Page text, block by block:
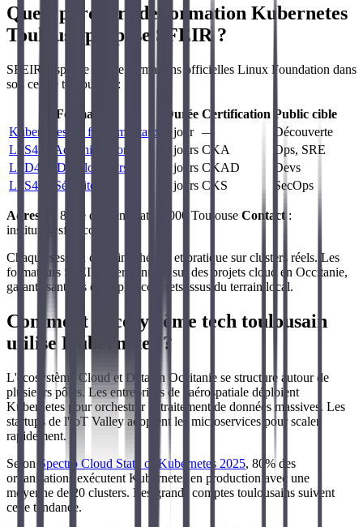
Quels parcours de formation Kubernetes
Toulouse propose SFEIR ?
SFEIR dispense quatre formations officielles Linux Foundation dans
son centre toulousain :
Formation Durée Certification Public cible
Kubernetes les fondamentaux
1 jour —
Découverte
LFS458 Administration
4 jours CKA
Ops, SRE
LFD459 Développeurs
3 jours CKAD
Devs
LFS460 Sécurité
4 jours CKS SecOps
Adresse : 8 rue de Rémusat, 31000 Toulouse Contact :
institute@sfeir.com
Chaque session combine théorie et pratique sur clusters réels. Les
formateurs SFEIR interviennent sur des projets cloud en Occitanie,
garantissant des exemples concrets issus du terrain local.
Comment l'écosystème tech toulousain
utilise Kubernetes ?
L'écosystème Cloud et Data en Occitanie se structure autour de
plusieurs pôles. Les entreprises de l'aérospatiale déploient
Kubernetes pour orchestrer le traitement de données massives. Les
startups de l'IoT Valley adoptent les microservices pour scaler
rapidement.
Selon
Spectro Cloud State of Kubernetes 2025, 80% des
organisations exécutent Kubernetes en production avec une
moyenne de 20 clusters. Les grands comptes toulousains suivent
cette tendance.